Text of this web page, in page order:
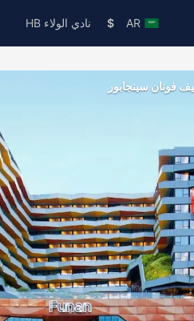
AR
$ نادي الولاء HB
فونان سينجابور